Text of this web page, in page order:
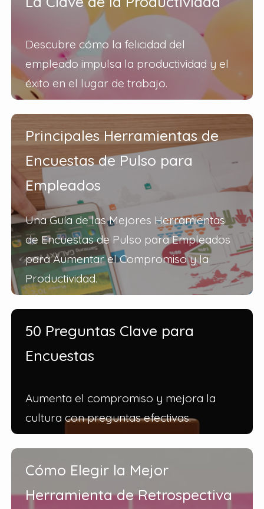
Descubre cómo la felicidad del
empleado impulsa la productividad y el
éxito en el lugar de trabajo.
Principales Herramientas de
Encuestas de Pulso para
Empleados
Una Guía de las Mejores Herramientas
de Encuestas de Pulso para Empleados
para Aumentar el Compromiso y la
Productividad.
50 Preguntas Clave para
Encuestas
Aumenta el compromiso y mejora la
cultura con preguntas efectivas.
Cómo Elegir la Mejor
Herramienta de Retrospectiva